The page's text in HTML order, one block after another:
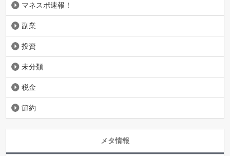
マネスポ速報！
副業
投資
未分類
税金
節約
メタ情報